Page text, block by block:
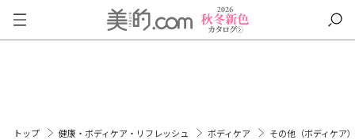
トップ 健康・ボディケア・リフレッシュ ボディケア その他（ボディケア